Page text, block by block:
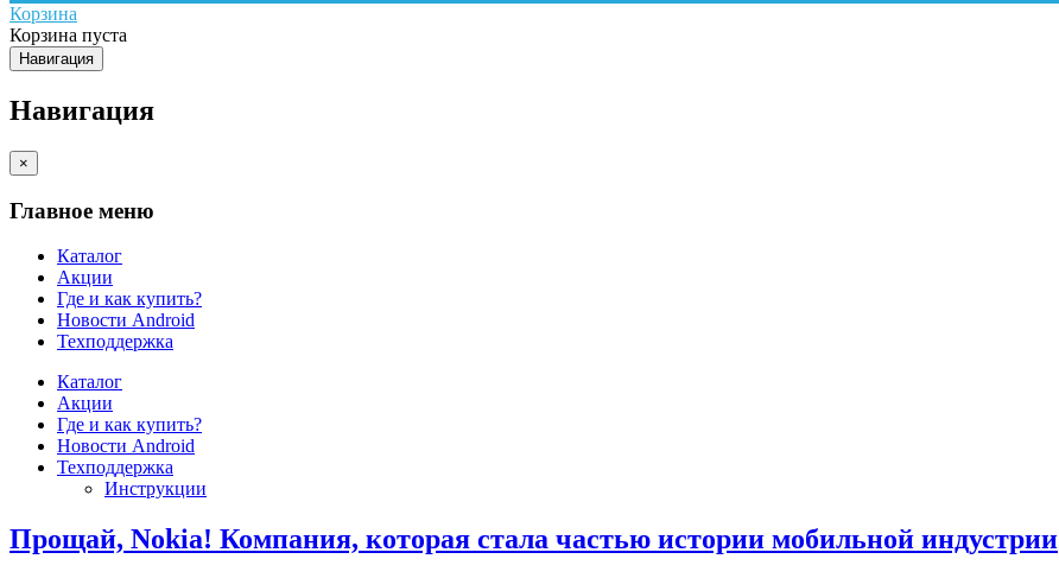
Корзина
Корзина пуста
Навигация
Навигация
×
Главное меню
Каталог
Акции
Где и как купить?
Новости Android
Техподдержка
Каталог
Акции
Где и как купить?
Новости Android
Техподдержка
Инструкции
Прощай, Nokia! Компания, которая стала частью истории мобильной индустрии